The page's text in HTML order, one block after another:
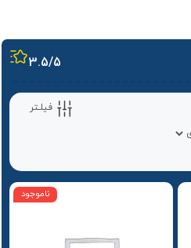
3.5/5
فیلـتر
ناموجود